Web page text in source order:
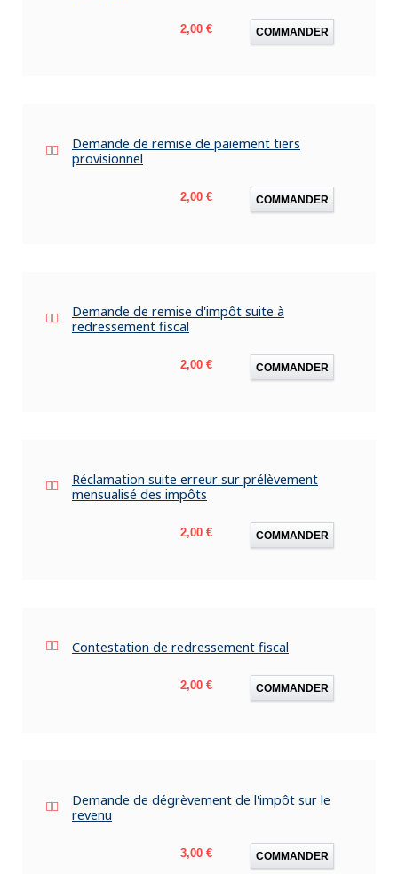
Prix
2,00 € COMMANDER
Demande de remise de paiement tiers
provisionnel
Prix
2,00 € COMMANDER
Demande de remise d'impôt suite à
redressement fiscal
Prix
2,00 € COMMANDER
Réclamation suite erreur sur prélèvement
mensualisé des impôts
Prix
2,00 € COMMANDER
Contestation de redressement fiscal
Prix
2,00 € COMMANDER
Demande de dégrèvement de l'impôt sur le
revenu
Prix
3,00 € COMMANDER